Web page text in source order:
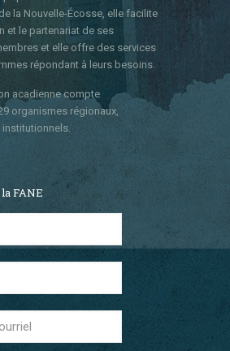
la Nouvelle-Écosse, elle facilite
et le partenariat de ses
et elle offre des services
répondant à leurs besoins.
acadienne compte
organismes régionaux,
institutionnels.
FANE